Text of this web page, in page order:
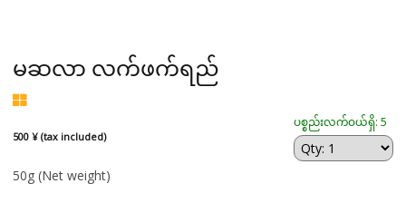
မဆလာ လက်ဖက်ရည်
500 ¥ (tax included)
ပစ္စည်းလက်ဝယ်ရှိ: 5
50g (Net weight)